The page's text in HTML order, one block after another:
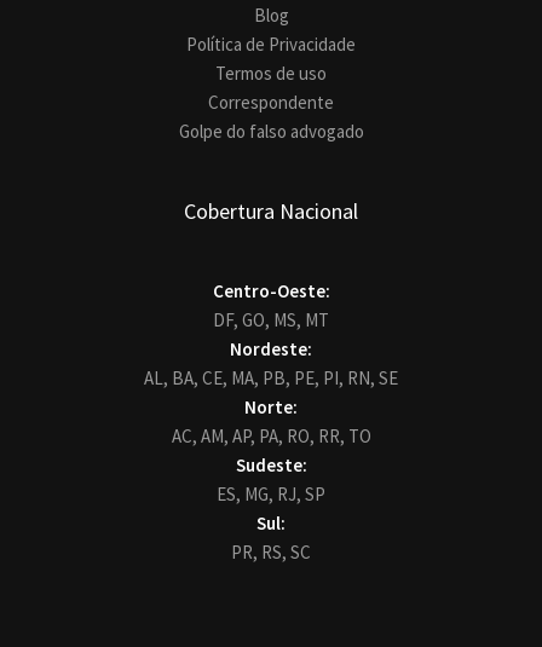
Blog
Política de Privacidade
Termos de uso
Correspondente
Golpe do falso advogado
Cobertura Nacional
Centro-Oeste:
DF, GO, MS, MT
Nordeste:
AL, BA, CE, MA, PB, PE, PI, RN, SE
Norte:
AC, AM, AP, PA, RO, RR, TO
Sudeste:
ES, MG, RJ, SP
Sul:
PR, RS, SC